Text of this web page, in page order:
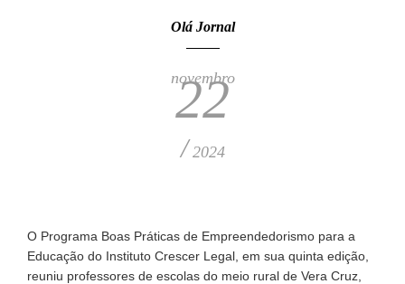
Olá Jornal
novembro
22
/ 2024
O Programa Boas Práticas de Empreendedorismo para a
Educação do Instituto Crescer Legal, em sua quinta edição,
reuniu professores de escolas do meio rural de Vera Cruz,